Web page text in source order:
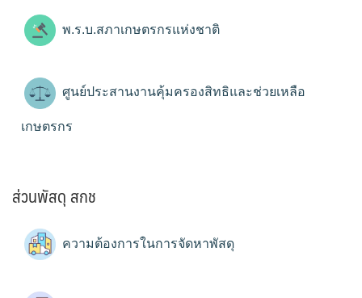
พ.ร.บ.สภาเกษตรกรแห่งชาติ
ศูนย์ประสานงานคุ้มครองสิทธิและช่วยเหลือ
เกษตรกร
ส่วนพัสดุ สกช
ความต้องการในการจัดหาพัสดุ